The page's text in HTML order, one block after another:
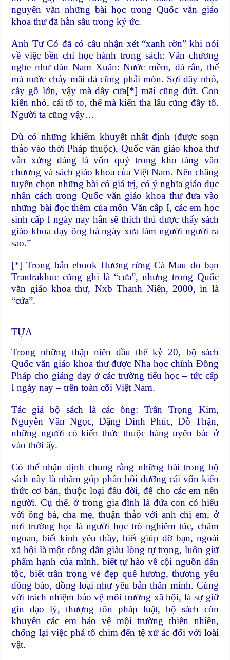
nguyên văn những bài học trong Quốc văn giáo
khoa thư đã hằn sâu trong ký ức.
Anh Tư Có đã có câu nhận xét “xanh rờn” khi nói
về việc bền chí học hành trong sách: Văn chương
nghe như đàn Nam Xuân: Nước mềm, đá rắn, thế
mà nước chảy mãi đá cũng phải mòn. Sợi dây nhỏ,
cây gỗ lớn, vậy mà dây cưa[*] mãi cũng đứt. Con
kiến nhỏ, cái tổ to, thế mà kiến tha lâu cũng đầy tổ.
Người ta cũng vậy…
Dù có những khiếm khuyết nhất định (được soạn
thảo vào thời Pháp thuộc), Quốc văn giáo khoa thư
vẫn xứng đáng là vốn quý trong kho tàng văn
chương và sách giáo khoa của Việt Nam. Nên chăng
tuyển chọn những bài có giá trị, có ý nghĩa giáo dục
nhân cách trong Quốc văn giáo khoa thư đưa vào
những bài đọc thêm của môn Văn cấp I, các em học
sinh cấp I ngày nay hẳn sẽ thích thú được thấy sách
giáo khoa dạy ông bà ngày xưa làm người người ra
sao.”
[*] Trong bản ebook Hương rừng Cà Mau do bạn
Trantrakhuc cũng ghi là “cưa”, nhưng trong Quốc
văn giáo khoa thư, Nxb Thanh Niên, 2000, in là
“cứa”.
TỰA
Trong những thập niên đầu thế kỷ 20, bộ sách
Quốc văn giáo khoa thư được Nha học chính Đông
Pháp cho giảng dạy ở các trường tiểu học – tức cấp
I ngày nay – trên toàn cõi Việt Nam.
Tác giả bộ sách là các ông: Trần Trọng Kim,
Nguyễn Văn Ngọc, Đặng Đình Phúc, Đỗ Thận,
những người có kiến thức thuộc hàng uyên bác ở
vào thời ấy.
Có thể nhận định chung rằng những bài trong bộ
sách này là nhằm góp phần bồi dưỡng cái vốn kiến
thức cơ bản, thuộc loại đầu đời, để cho các em nên
người. Cụ thể, ở trong gia đình là đứa con có hiếu
với ông bà, cha mẹ, thuận thảo với anh chị em, ở
nơi trường học là người học trò nghiêm túc, chăm
ngoan, biết kính yêu thầy, biết giúp đỡ bạn, ngoài
xã hội là một công dân giàu lòng tự trọng, luôn giữ
phẩm hạnh của mình, biết tự hào về cội nguồn dân
tộc, biết trân trọng vẻ đẹp quê hương, thương yêu
đồng bào, đồng loại như yêu bản thân mình. Cùng
với trách nhiệm bảo vệ môi trường xã hội, là sự giữ
gìn đạo lý, thượng tôn pháp luật, bộ sách còn
khuyên các em bảo vệ mội trường thiên nhiên,
chống lại việc phá tổ chim đến tệ xử ác đối với loài
vật.